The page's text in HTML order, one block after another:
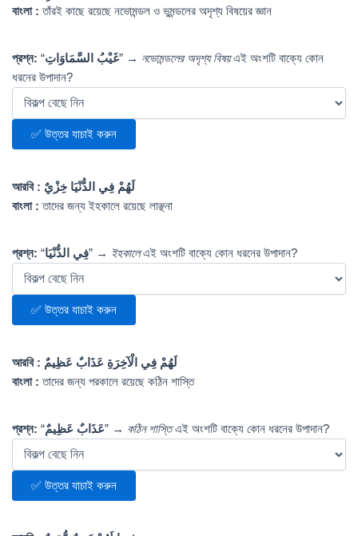
বাংলা : তাঁরই কাছে রয়েছে নভোমন্ডল ও ভুমন্ডলের অদৃশ্য বিষয়ের জ্ঞান
প্রশ্ন: “غَيْبُ السَّمَاوَاتِ” → নভোমন্ডলের অদৃশ্য বিষয়এই অংশটি বাক্যে কোন
ধরনের উপাদান?
✅ উত্তর যাচাই করুন
আরবি : لَهُمْ فِي الدُّنْيَا خِزْيٌ
বাংলা : তাদের জন্য ইহকালে রয়েছে লাঞ্ছনা
প্রশ্ন: “فِي الدُّنْيَا” → ইহকালেএই অংশটি বাক্যে কোন ধরনের উপাদান?
✅ উত্তর যাচাই করুন
আরবি : لَهُمْ فِي الْآخِرَةِ عَذَابٌ عَظِيمٌ
বাংলা : তাদের জন্য পরকালে রয়েছে কঠিন শাস্তি
প্রশ্ন: “عَذَابٌ عَظِيمٌ” → কঠিন শাস্তিএই অংশটি বাক্যে কোন ধরনের উপাদান?
✅ উত্তর যাচাই করুন